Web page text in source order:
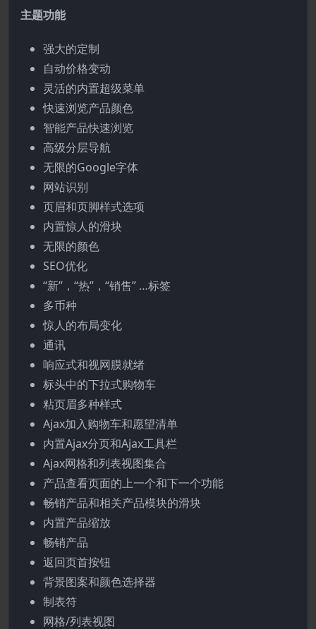
主题功能
强大的定制
自动价格变动
灵活的内置超级菜单
快速浏览产品颜色
智能产品快速浏览
高级分层导航
无限的Google字体
网站识别
页眉和页脚样式选项
内置惊人的滑块
无限的颜色
SEO优化
“新”，“热”，“销售” …标签
多币种
惊人的布局变化
通讯
响应式和视网膜就绪
标头中的下拉式购物车
粘页眉多种样式
Ajax加入购物车和愿望清单
内置Ajax分页和Ajax工具栏
Ajax网格和列表视图集合
产品查看页面的上一个和下一个功能
畅销产品和相关产品模块的滑块
内置产品缩放
畅销产品
返回页首按钮
背景图案和颜色选择器
制表符
网格/列表视图